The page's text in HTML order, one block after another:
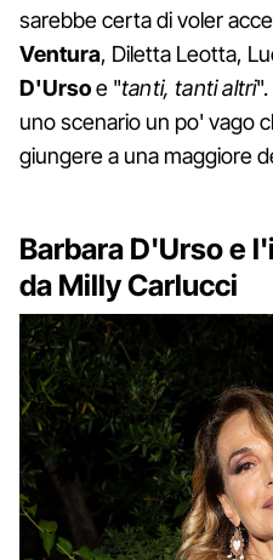
sarebbe certa di voler
Ventura, Diletta Leotta,
D'Ursoe "tanti, tanti altri
uno scenario un po' vago
giungere a una maggiore
Barbara D'Urso e
da Milly Carlucci